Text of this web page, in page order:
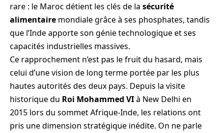
rare : le Maroc détient les clés de la sécurité
alimentaire mondiale grâce à ses phosphates, tandis
que l’Inde apporte son génie technologique et ses
capacités industrielles massives.
Ce rapprochement n’est pas le fruit du hasard, mais
celui d’une vision de long terme portée par les plus
hautes autorités des deux pays. Depuis la visite
historique du Roi Mohammed VIà New Delhi en
2015 lors du sommet Afrique-Inde, les relations ont
pris une dimension stratégique inédite. On ne parle